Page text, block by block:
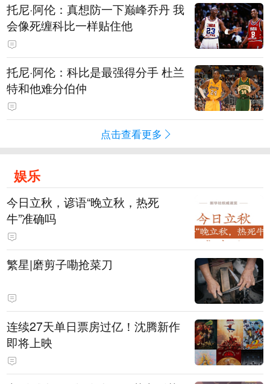
托尼·阿伦：真想防一下巅峰乔丹 我
会像死缠科比一样贴住他
托尼·阿伦：科比是最强得分手 杜兰
特和他难分伯仲
点击查看更多
娱乐
今日立秋，谚语“晚立秋，热死
牛”准确吗
繁星|磨剪子嘞抢菜刀
连续27天单日票房过亿！沈腾新作
即将上映